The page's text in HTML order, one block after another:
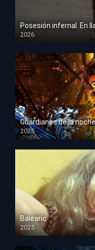
Posesión infernal. En
2026
HD 1080p
2025
HD 1080p
Balearic
2025
HD 1080p